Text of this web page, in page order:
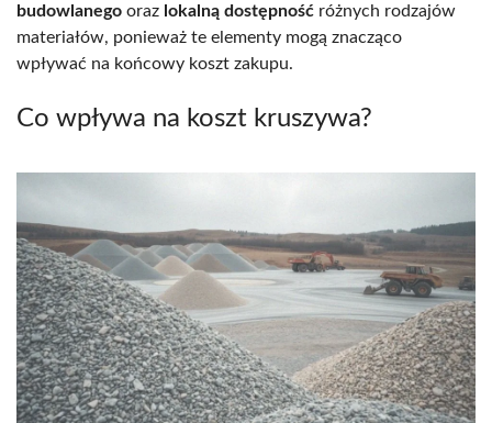
budowlanego oraz lokalną dostępność różnych rodzajów
materiałów, ponieważ te elementy mogą znacząco
wpływać na końcowy koszt zakupu.
Co wpływa na koszt kruszywa?